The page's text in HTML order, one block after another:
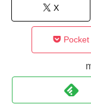
X
Pocket